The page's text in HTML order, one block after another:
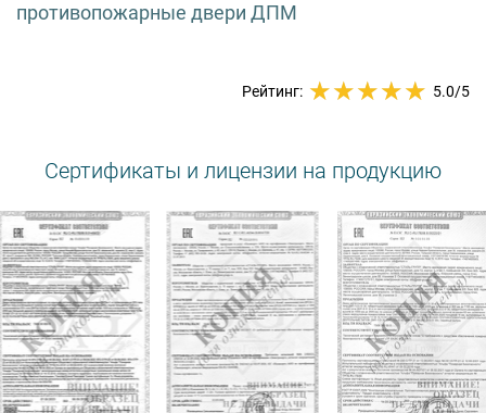
противопожарные двери ДПМ
Рейтинг: 5.0/5
Сертификаты и лицензии на продукцию